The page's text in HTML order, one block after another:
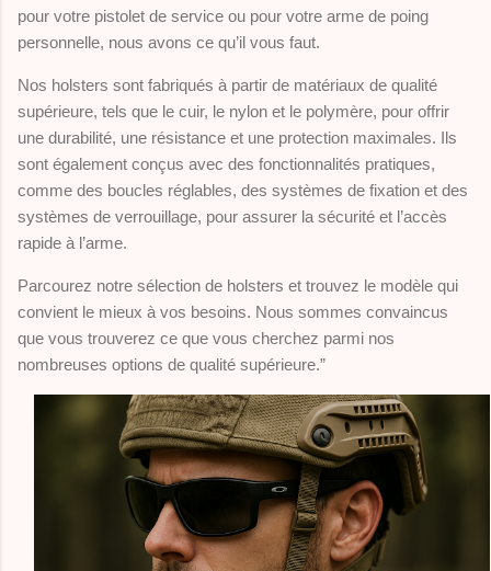
pour votre pistolet de service ou pour votre arme de poing
personnelle, nous avons ce qu’il vous faut.
Nos holsters sont fabriqués à partir de matériaux de qualité
supérieure, tels que le cuir, le nylon et le polymère, pour offrir
une durabilité, une résistance et une protection maximales. Ils
sont également conçus avec des fonctionnalités pratiques,
comme des boucles réglables, des systèmes de fixation et des
systèmes de verrouillage, pour assurer la sécurité et l’accès
rapide à l’arme.
Parcourez notre sélection de holsters et trouvez le modèle qui
convient le mieux à vos besoins. Nous sommes convaincus
que vous trouverez ce que vous cherchez parmi nos
nombreuses options de qualité supérieure.”